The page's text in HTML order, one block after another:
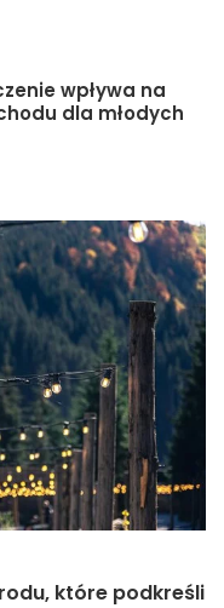
wpływa na
dla młodych
które podkreśli